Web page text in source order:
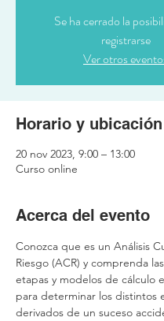
Se ha cerrado la
registrarse
Ver otros
Horario y ubicación
20 nov 2023, 9:00 – 13:00
Curso online
Acerca del evento
Conozca que es un Análisis
Riesgo (ACR) y comprenda
etapas y modelos de cálculo
para determinar los distintos
derivados de un suceso